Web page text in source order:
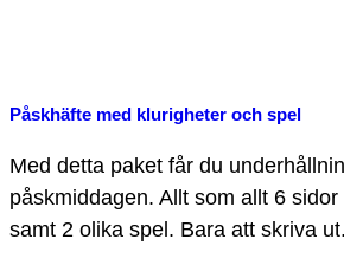
Påskhäfte med klurigheter och spel
Med detta paket får du
påskmiddagen. Allt som allt 6
samt 2 olika spel. Bara att skriva ut.